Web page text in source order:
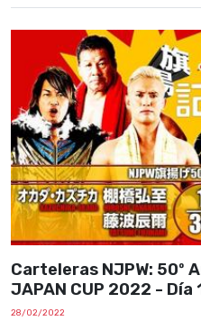
Carteleras NJPW: 50º
JAPAN CUP 2022 - Día
28/02/2022